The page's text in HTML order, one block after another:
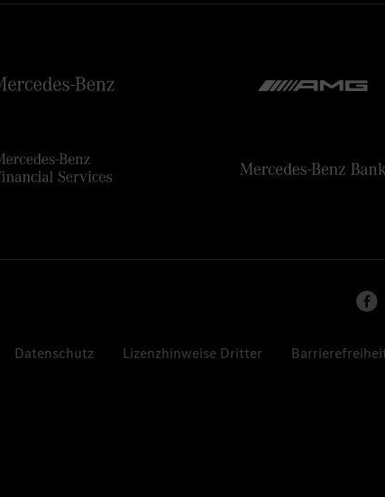
Datenschutz Lizenzhinweise Dritter